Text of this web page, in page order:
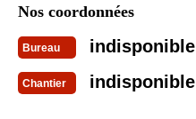
Nos coordonnées
Bureau indisponible
Chantier indisponible